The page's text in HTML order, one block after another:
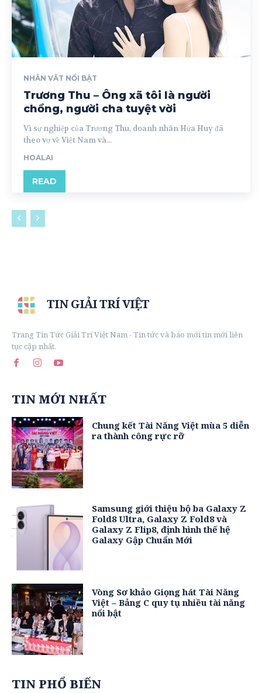
NHÂN VÂT NỔI BẬT
Trương Thu – Ông xã tôi là người
chồng, người cha tuyệt vời
Vì sự nghiệp của Trương Thu, doanh nhân Hứa Huy đã
theo vợ về Việt Nam và...
HOALAI
READ
TIN GIẢI TRÍ VIỆT
Trang Tin Tức Giải Trí Việt Nam - Tin tức và báo mới tin mới liên
tục cập nhất.
TIN MỚI NHẤT
Chung kết Tài Năng Việt mùa 5 diễn
ra thành công rực rỡ
Samsung giới thiệu bộ ba Galaxy Z
Fold8 Ultra, Galaxy Z Fold8 và
Galaxy Z Flip8, định hình thế hệ
Galaxy Gập Chuẩn Mới
Vòng Sơ khảo Giọng hát Tài Năng
Việt – Bảng C quy tụ nhiều tài năng
nổi bật
TIN PHỔ BIẾN